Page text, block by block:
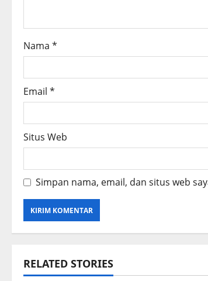
i
o
n
Nama *
Email *
Situs Web
Simpan nama, email, dan situs web
RELATED STORIES